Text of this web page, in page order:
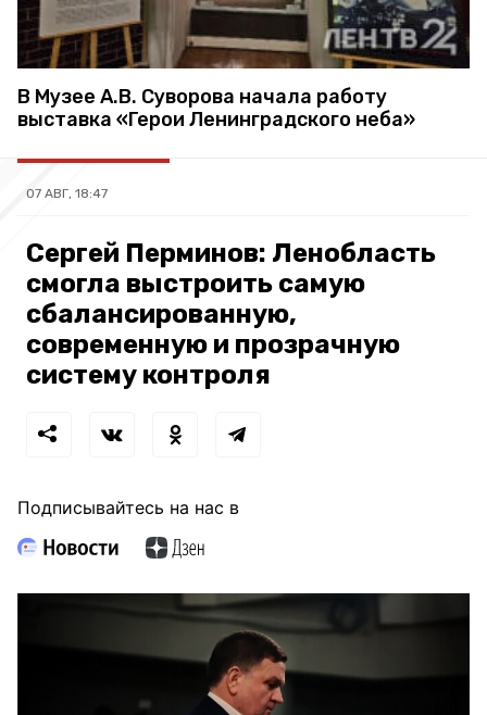
В Музее А.В. Суворова начала работу
выставка «Герои Ленинградского неба»
07 АВГ, 18:47
Сергей Перминов: Ленобласть
смогла выстроить самую
сбалансированную,
современную и прозрачную
систему контроля
Подписывайтесь на нас в